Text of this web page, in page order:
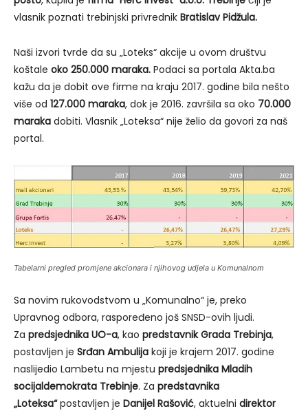
vlasnik poznati trebinjski privrednik Bratislav Pidžula.
Naši izvori tvrde da su „Loteks“ akcije u ovom društvu
koštale oko 250.000 maraka. Podaci sa portala Akta.ba
kažu da je dobit ove firme na kraju 2017. godine bila nešto
više od 127.000 maraka, dok je 2016. završila sa oko 70.000
maraka dobiti. Vlasnik „Loteksa“ nije želio da govori za naš
portal.
Tabelarni pregled promjene akcionara i njihovog udjela u Komunalnom
Sa novim rukovodstvom u „Komunalno“ je, preko
Upravnog odbora, raspoređeno još SNSD-ovih ljudi.
Za predsjednika UO-a, kao predstavnik Grada Trebinja,
postavljen je Srđan Ambulija koji je krajem 2017. godine
naslijedio Lambetu na mjestu predsjednika Mladih
socijaldemokrata Trebinje. Za predstavnika
„Loteksa“postavljen je Danijel Rašović, aktuelni direktor